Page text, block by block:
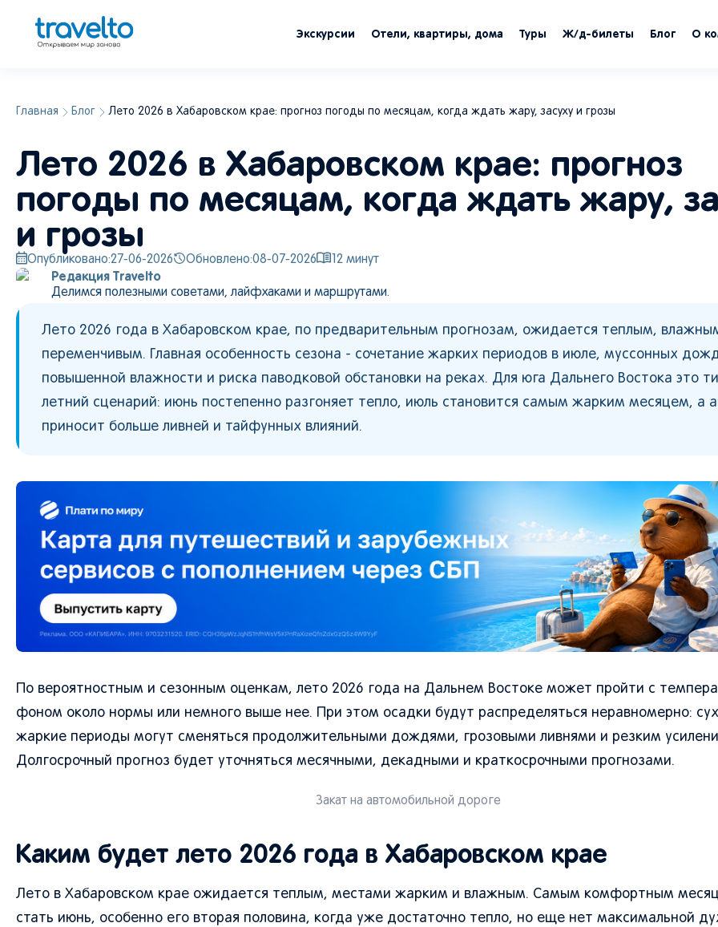
Экскурсии Отели, квартиры, дома Туры Ж/д-билеты Блог О
Главная Блог Лето 2026 в Хабаровском крае: прогноз погоды по месяцам, когда ждать жару, засуху и грозы
Лето 2026 в Хабаровском крае: прогноз
погоды по месяцам, когда ждать жару,
и грозы
Опубликовано:27-06-2026 Обновлено:08-07-2026 12 минут
Редакция Travelto
Делимся полезными советами, лайфхаками и маршрутами.
Лето 2026 года в Хабаровском крае, по предварительным прогнозам, ожидается теплым,
переменчивым. Главная особенность сезона - сочетание жарких периодов в июле, муссонных
повышенной влажности и риска паводковой обстановки на реках. Для юга Дальнего Востока это
летний сценарий: июнь постепенно разгоняет тепло, июль становится самым жарким месяцем, а
приносит больше ливней и тайфунных влияний.
По вероятностным и сезонным оценкам, лето 2026 года на Дальнем Востоке может пройти с
фоном около нормы или немного выше нее. При этом осадки будут распределяться неравномерно:
жаркие периоды могут сменяться продолжительными дождями, грозовыми ливнями и резким
Долгосрочный прогноз будет уточняться месячными, декадными и краткосрочными прогнозами.
Закат на автомобильной дороге
Каким будет лето 2026 года в Хабаровском крае
Лето в Хабаровском крае ожидается теплым, местами жарким и влажным. Самым комфортным
стать июнь, особенно его вторая половина, когда уже достаточно тепло, но еще нет максимальной